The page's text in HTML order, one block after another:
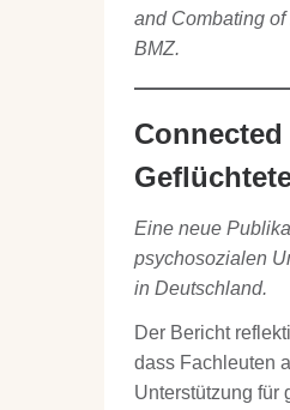
and Combating
BMZ.
Eine neue
psychosozialen
in Deutschland.
Der Bericht
dass Fachleuten
Unterstützung für